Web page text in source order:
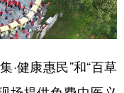
网 上市公司
健康惠民”‌和‌“百草